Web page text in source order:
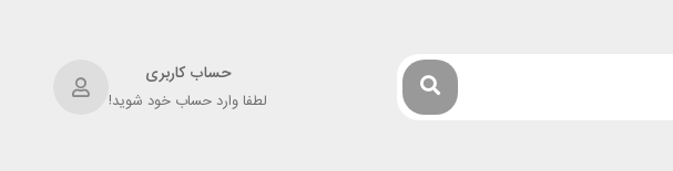
حساب کاربری
لطفا وارد حساب خود شوید!